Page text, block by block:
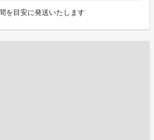
を目安に発送いたします